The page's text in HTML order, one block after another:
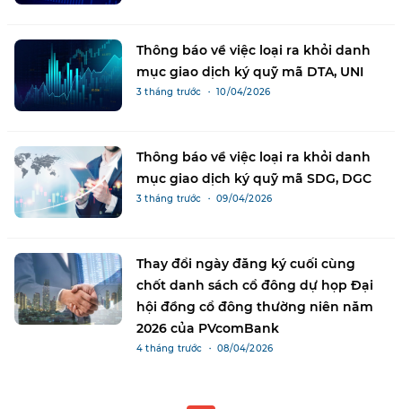
Thông báo về việc loại ra khỏi danh
mục giao dịch ký quỹ mã DTA, UNI
3 tháng trước ・ 10/04/2026
Thông báo về việc loại ra khỏi danh
mục giao dịch ký quỹ mã SDG, DGC
3 tháng trước ・ 09/04/2026
Thay đổi ngày đăng ký cuối cùng
chốt danh sách cổ đông dự họp Đại
hội đồng cổ đông thường niên năm
2026 của PVcomBank
4 tháng trước ・ 08/04/2026